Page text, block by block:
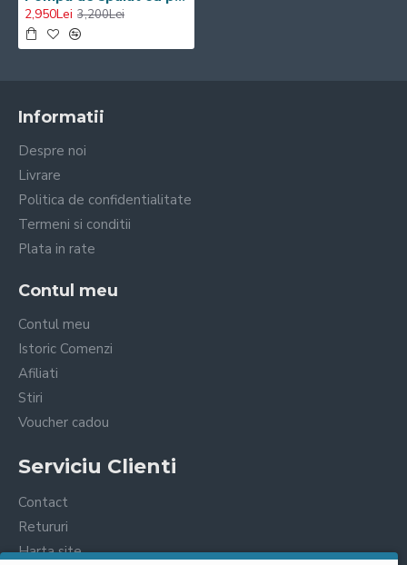
2,950Lei 3,200Lei
Informatii
Despre noi
Livrare
Politica de confidentialitate
Termeni si conditii
Plata in rate
Contul meu
Contul meu
Istoric Comenzi
Afiliati
Stiri
Voucher cadou
Serviciu Clienti
Contact
Retururi
Harta site